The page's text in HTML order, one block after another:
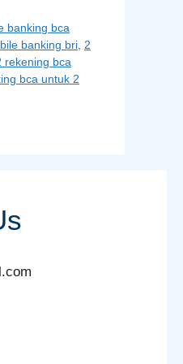
banking bca
banking bri 2
rekening bca
bca untuk 2